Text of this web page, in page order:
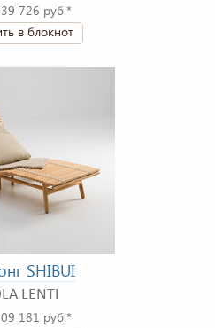
726 руб.*
в блокнот
SHIBUI
LENTI
181 руб.*